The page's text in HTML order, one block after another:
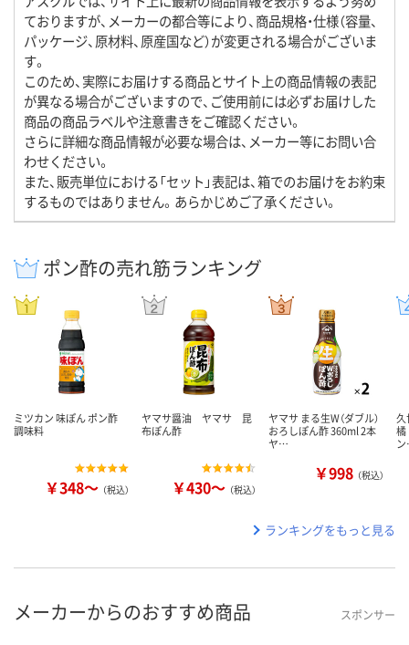
ておりますが、メーカーの都合等により、商品規格・仕様（容量、
パッケージ、原材料、原産国など）が変更される場合がございま
す。
このため、実際にお届けする商品とサイト上の商品情報の表記
が異なる場合がございますので、ご使用前には必ずお届けした
商品の商品ラベルや注意書きをご確認ください。
さらに詳細な商品情報が必要な場合は、メーカー等にお問い合
わせください。
また、販売単位における「セット」表記は、箱でのお届けをお約束
するものではありません。あらかじめご了承ください。
ポン酢の売れ筋ランキング
ミツカン 味ぽん ポン酢
調味料
￥348～ （税込）
ヤマサ醤油 ヤマサ 昆
布ぽん酢
￥430～ （税込）
ヤマサ まる生W（ダブル）
おろしぽん酢 360ml 2本
ヤ…
￥998 （税込）
久
橘
ランキングをもっと見る
メーカーからのおすすめ商品 スポンサー